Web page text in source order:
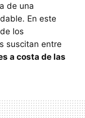
de una
En este
los
suscitan entre
a costa de las